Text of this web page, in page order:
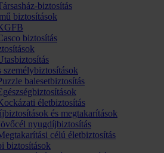
biztosítás
biztosítások
biztosítás
személybiztosítások
balesetbiztosítás
életbiztosítás
és megtakarítások
nyugdíjbiztosítás
célú életbiztosítás
biztosítások